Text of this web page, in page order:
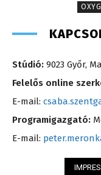
Stúdió: 9023 Győr,
Felelős online
E-mail:
Programigazgató:
E-mail: